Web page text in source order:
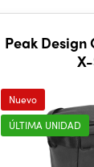
Peak Design
Nuevo
ÚLTIMA UNIDAD